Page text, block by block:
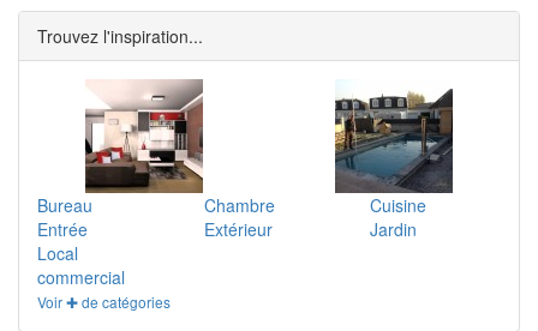
Trouvez l'inspiration...
Bureau Chambre
Cuisine
Entrée
Extérieur
Jardin
Local
commercial
Voir ✚ de catégories